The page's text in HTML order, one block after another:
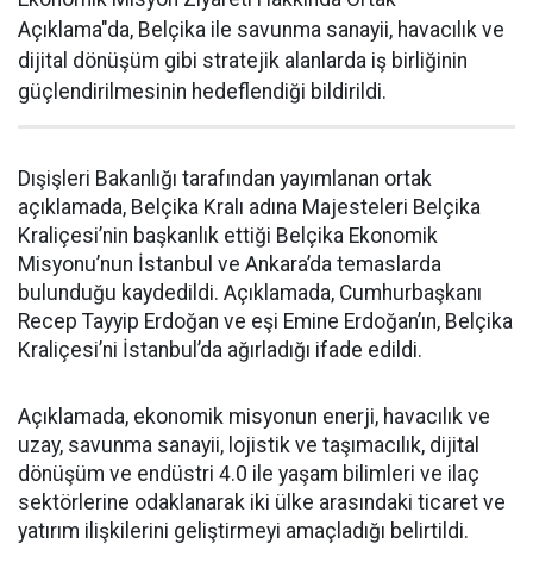
Açıklama"da, Belçika ile savunma sanayii, havacılık ve
dijital dönüşüm gibi stratejik alanlarda iş birliğinin
güçlendirilmesinin hedeflendiği bildirildi.
Dışişleri Bakanlığı tarafından yayımlanan ortak
açıklamada, Belçika Kralı adına Majesteleri Belçika
Kraliçesi’nin başkanlık ettiği Belçika Ekonomik
Misyonu’nun İstanbul ve Ankara’da temaslarda
bulunduğu kaydedildi. Açıklamada, Cumhurbaşkanı
Recep Tayyip Erdoğan ve eşi Emine Erdoğan’ın, Belçika
Kraliçesi’ni İstanbul’da ağırladığı ifade edildi.
Açıklamada, ekonomik misyonun enerji, havacılık ve
uzay, savunma sanayii, lojistik ve taşımacılık, dijital
dönüşüm ve endüstri 4.0 ile yaşam bilimleri ve ilaç
sektörlerine odaklanarak iki ülke arasındaki ticaret ve
yatırım ilişkilerini geliştirmeyi amaçladığı belirtildi.